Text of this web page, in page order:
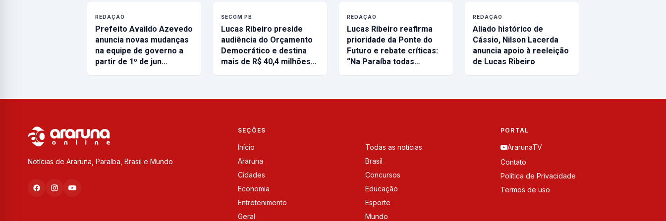
REDAÇÃO
Prefeito Availdo Azevedo
anuncia novas mudanças
na equipe de governo a
partir de 1º de jun…
SECOM PB
Lucas Ribeiro preside
audiência do Orçamento
Democrático e destina
mais de R$ 40,4 milhões…
REDAÇÃO
Lucas Ribeiro reafirma
prioridade da Ponte do
Futuro e rebate críticas:
“Na Paraíba todas…
REDAÇÃO
Aliado histórico de
Cássio, Nilson Lacerda
anuncia apoio à reeleição
de Lucas Ribeiro
Notícias de Araruna, Paraíba, Brasil e Mundo
SEÇÕES
Início
Todas as notícias
Araruna
Brasil
Cidades
Concursos
Economia
Educação
Entretenimento
Esporte
Geral
Mundo
PORTAL
ArarunaTV
Contato
Política de Privacidade
Termos de uso